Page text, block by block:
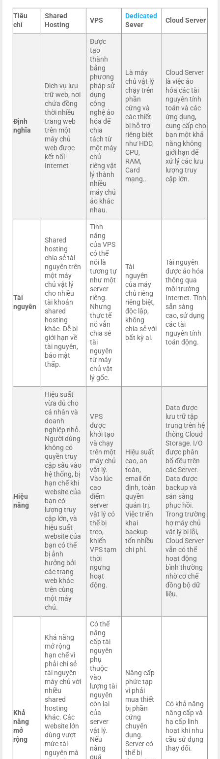
Tiêu
chí
Shared
Hosting
VPS
Dedicated
Sever
Cloud Server
Định
nghĩa
Dịch vụ lưu
trữ web, nơi
chứa đồng
thời nhiều
trang web
trên một
máy chủ
web được
kết nối
Internet
Được
tạo
thành
bằng
phương
pháp sử
dụng
công
nghệ ảo
hóa để
chia
tách từ
một máy
chủ
riêng vật
lý thành
nhiều
máy chủ
ảo khác
nhau.
Là máy
chủ vật lý
chạy trên
phần
cứng và
các thiết
bị hỗ trợ
riêng biệt
như HDD,
CPU,
RAM,
Card
mạng..
Cloud Server
là việc ảo
hóa các tài
nguyên tính
toán và các
ứng dụng,
cung cấp cho
bạn một khả
năng không
giới hạn để
xử lý các lưu
lượng truy
cập lớn.
Tài
nguyên
Shared
hosting
chia sẻ tài
nguyên trên
một máy
chủ vật lý
cho nhiều
tài khoản
shared
hosting
khác. Dễ bị
giới hạn về
tài nguyên,
bảo mật
thấp.
Tính
năng
của VPS
có thể
nói là
tương tự
như một
server
riêng.
Nhưng
thực tế
nó vẫn
chia sẻ
tài
nguyên
từ máy
chủ vật
lý gốc.
Tài
nguyên
của máy
chủ riêng
riêng biệt,
độc lập,
không
chia sẻ với
bất kỳ ai.
Tài nguyên
được ảo hóa
thông qua
môi trường
Internet. Tính
sẵn sàng
cao, sử dụng
các tài
nguyên tính
toán động.
Hiệu
năng
Hiệu suất
vừa đủ cho
cá nhân và
doanh
nghiệp nhỏ.
Người dùng
không có
quyền truy
cập sâu vào
hệ thống, bị
hạn chế khi
website của
bạn có
lượng truy
cập lớn, và
hiệu suất
website của
bạn có thể
bị ảnh
hưởng bởi
các trang
web khác
trên cùng
một máy
chủ.
VPS
được
khởi tạo
và chạy
trên một
máy chủ
vật lý.
Vào lúc
cao
điểm
server
vật lý có
thể bị
treo,
khiến
VPS tạm
thời
ngưng
hoạt
động.
Hiệu suất
cao, an
toàn,
email ổn
định, toàn
quyền
quản trị.
Việc triển
khai
backup
tốn nhiều
chi phí.
Data được
lưu trữ tập
trung trên hệ
thông Cloud
Storage. I/O
được phân
bổ đều trên
các Server.
Data được
backup và
sẵn sàng
phục hồi.
Trong trường
hợ máy chủ
vật lý bị lỗi,
Cloud Server
vẫn có thể
hoạt động
bình thường
nhờ cơ chế
đồng bộ dữ
liệu.
Khả
năng
mở
rộng
Khả năng
mở rộng
hạn chế vì
phải chi sẻ
tài nguyên
máy chủ với
nhiều
shared
hosting
khác. Các
website lớn
dùng vượt
mức tài
nguyên mà
Có thể
nâng
cấp tài
nguyên
phụ
thuộc
vào
lượng tài
nguyên
còn lại
của
server
vật lý.
Nếu
nâng
Nâng cấp
phức tạp
vì phải
mua thiết
bị phần
cứng
chuyên
dụng.
Server có
thể bị
Có khả năng
nâng cấp và
hạ cấp linh
hoạt khi nhu
cầu sử dụng
thay đổi.